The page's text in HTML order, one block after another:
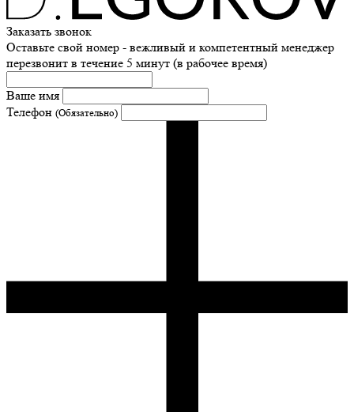
Заказать звонок
Оставьте свой номер - вежливый и компетентный менеджер
перезвонит в течение 5 минут (в рабочее время)
Ваше имя
Телефон (Обязательно)